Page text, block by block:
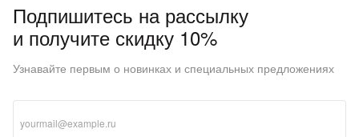
Подпишитесь на рассылку
и получите скидку 10%
Узнавайте первым о новинках и специальных предложениях